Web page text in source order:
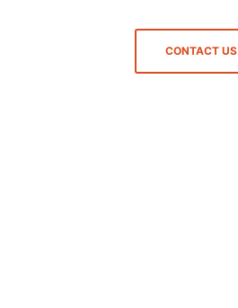
CONTACT US